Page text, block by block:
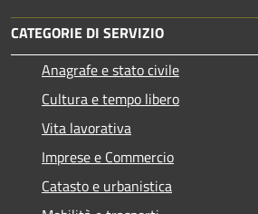
CATEGORIE DI SERVIZIO
Anagrafe e stato civile
Cultura e tempo libero
Vita lavorativa
Imprese e Commercio
Catasto e urbanistica